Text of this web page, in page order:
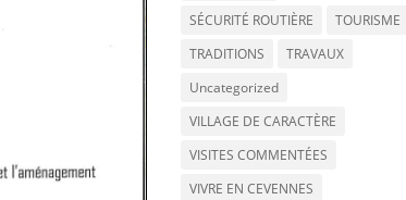
SÉCURITÉ ROUTIÈRE
TOURISME
TRADITIONS
TRAVAUX
Uncategorized
VILLAGE DE CARACTÈRE
VISITES COMMENTÉES
VIVRE EN CEVENNES